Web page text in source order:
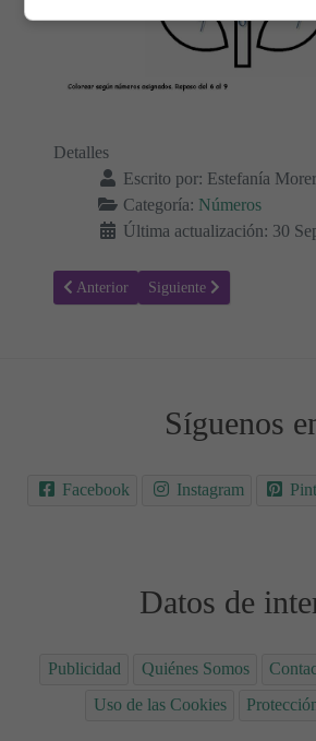
Detalles
Escrito por: Estefanía
Categoría: Números
Última actualización: 30
Artículo anterior: Repaso del 1 al 5 y
Anterior Artículo siguiente: Repaso
Siguiente
Síguenos
Facebook Instagram
Datos de
Publicidad Quiénes Somos
Uso de las Cookies